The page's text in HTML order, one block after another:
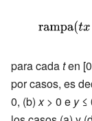
(tx+(1-
t\
para cadaten
por casos, es
0, (b)x> 0 e y≤